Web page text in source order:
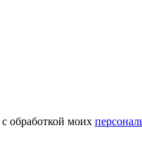
c обработкой моих